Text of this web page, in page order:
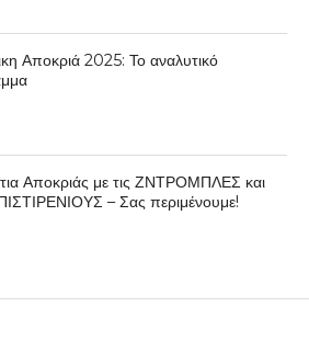
Αποκριά 2025: Το αναλυτικό
Αποκριάς με τις ΖΝΤΡΟΜΠΛΕΣ και
– Σας περιμένουμε!